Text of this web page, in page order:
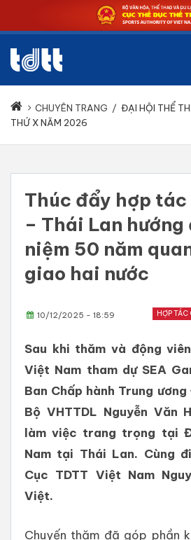
CHUYÊN TRANG / ĐẠI HỘI THỂ
THỨ X NĂM 2026
Thúc đẩy hợp tác
– Thái Lan hướng
niệm 50 năm
giao hai nước
HỢP
10/12/2025 - 18:59
Sau khi thăm và động
Việt Nam tham dự SEA
Ban Chấp hành Trung
Bộ VHTTDL Nguyễn Văn
làm việc trang trọng tại
Nam tại Thái Lan. Cùng
Cục TDTT Việt Nam
Việt.
Chuyến thăm đã góp phần